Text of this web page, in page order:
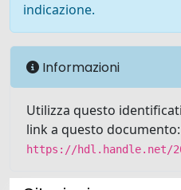
indicazione.
Informazioni
Utilizza questo
link a questo documento:
https://hdl.handle.net/